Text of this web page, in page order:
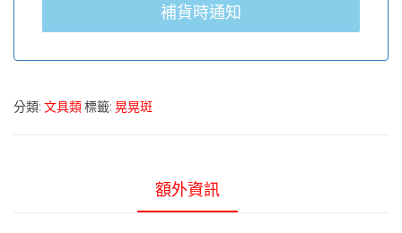
補貨時通知
分類: 文具類標籤: 晃晃斑
額外資訊